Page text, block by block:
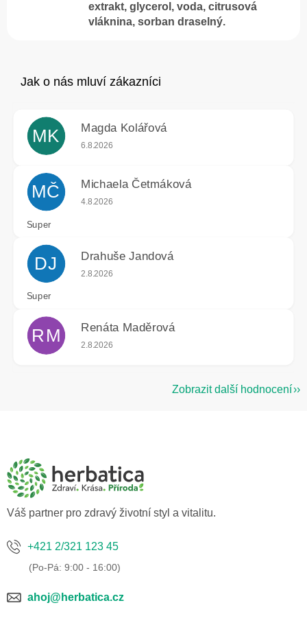
extrakt, glycerol, voda, citrusová
vláknina, sorban draselný.
MK Magda Kolářová
Hodnocení obchodu je 5 z 5 hvězdiček.
6.8.2026
MČ Michaela Četmáková
Hodnocení obchodu je 5 z 5 hvězdiček.
4.8.2026
Super
DJ Drahuše Jandová
Hodnocení obchodu je 5 z 5 hvězdiček.
2.8.2026
Super
RM Renáta Maděrová
Hodnocení obchodu je 5 z 5 hvězdiček.
2.8.2026
Zobrazit další hodnocení
a
Váš partner pro zdravý životní styl a vitalitu.
+421 2/321 123 45
ahoj@herbatica.cz